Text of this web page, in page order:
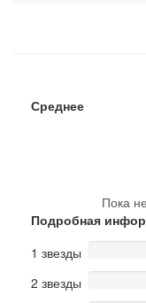
Среднее
Пока
Подробная
1 звезды
2 звезды